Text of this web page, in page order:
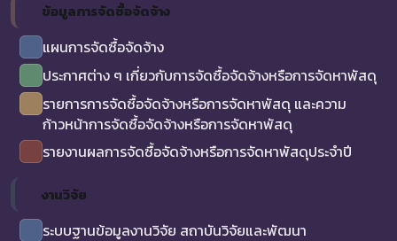
ข้อมูลการจัดซื้อจัดจ้าง
แผนการจัดซื้อจัดจ้าง
ประกาศต่าง ๆ เกี่ยวกับการจัดซื้อจัดจ้างหรือการจัดหาพัสดุ
รายการการจัดซื้อจัดจ้างหรือการจัดหาพัสดุ และความ
ก้าวหน้าการจัดซื้อจัดจ้างหรือการจัดหาพัสดุ
รายงานผลการจัดซื้อจัดจ้างหรือการจัดหาพัสดุประจำปี
งานวิจัย
ระบบฐานข้อมูลงานวิจัย สถาบันวิจัยและพัฒนา